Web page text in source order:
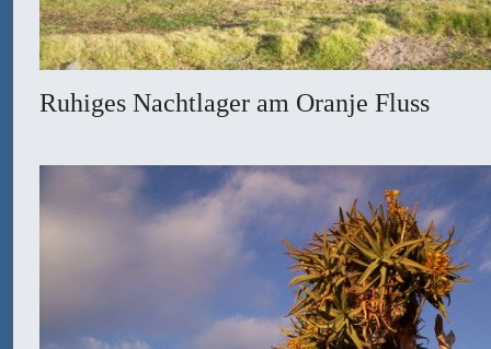
Ruhiges Nachtlager am Oranje Fluss